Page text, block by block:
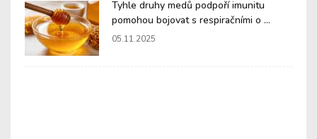
Tyhle druhy medů podpoří imunitu
pomohou bojovat s respiračními o ...
05.11.2025